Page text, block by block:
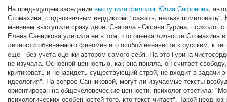
На предыдущем заседании выступила филолог Юлия Сафонова,
Стомахина, с однозначным вердиктом: "сажать, нельзя
мнением выступили сразу двое. Сначала - Оксана Гурина, психолог
Елена Санникова уличила ее в том, что оценка личности Стомахина
личности обвиняемого феномен его особой ненависти к русским, к
еще - без учета оценки автором самого себя. На это Гурина
не изучала. Основной ценностью, как она поняла, он считает
критиковать и ненавидеть существующий строй, не входит в задачи
идеология". На вопрос Санниковой, могут ли изучаемые тексты
ориентирован на общечеловеческие ценности, психолог ответила:
психологических особенностей того, кто текст читает". Такой